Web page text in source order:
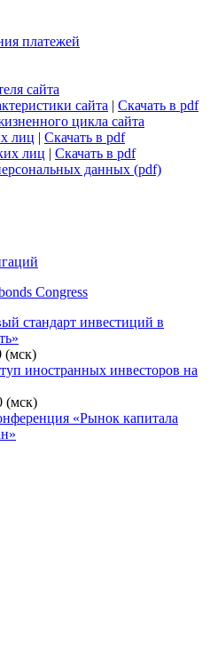
платежей
сайта
сайта | Скачать в pdf
цикла сайта
лиц | Скачать в pdf
лиц | Скачать в pdf
данных (pdf)
Congress
стандарт инвестиций в
(мск)
иностранных инвесторов на
(мск)
«Рынок капитала